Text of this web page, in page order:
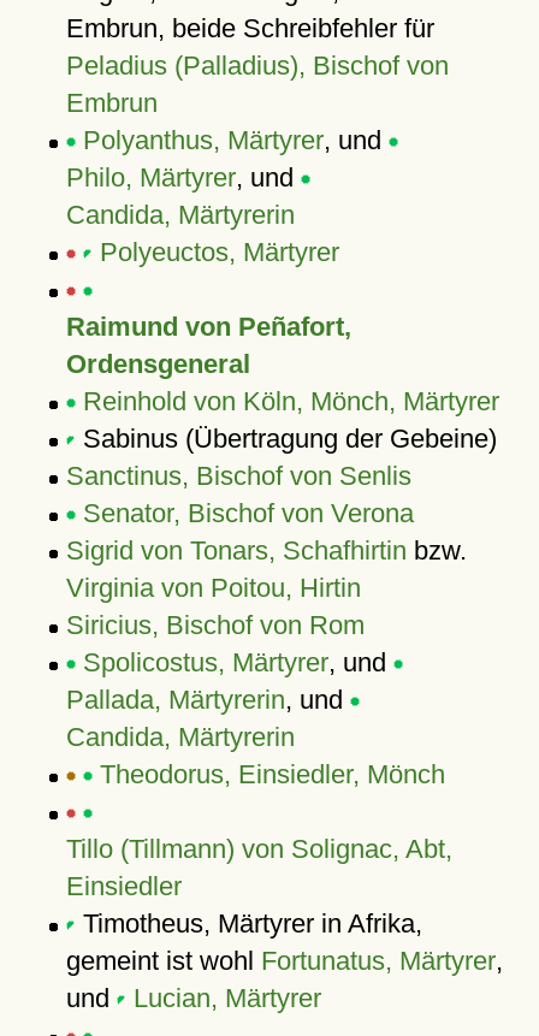
Embrun, beide Schreibfehler für
Peladius (Palladius), Bischof von
Embrun
Polyanthus, Märtyrer, und
Philo, Märtyrer, und
Candida, Märtyrerin
Polyeuctos, Märtyrer
Raimund von Peñafort,
Ordensgeneral
Reinhold von Köln, Mönch, Märtyrer
Sabinus (Übertragung der Gebeine)
Sanctinus, Bischof von Senlis
Senator, Bischof von Verona
Sigrid von Tonars, Schafhirtin bzw.
Virginia von Poitou, Hirtin
Siricius, Bischof von Rom
Spolicostus, Märtyrer, und
Pallada, Märtyrerin, und
Candida, Märtyrerin
Theodorus, Einsiedler, Mönch
Tillo (Tillmann) von Solignac, Abt,
Einsiedler
Timotheus, Märtyrer in Afrika,
gemeint ist wohl Fortunatus, Märtyrer,
und
Lucian, Märtyrer